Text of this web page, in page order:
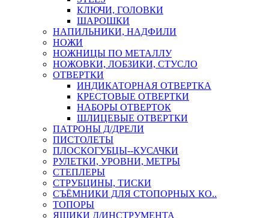
КЛЮЧИ, ГОЛОВКИ
ШАРОШКИ
НАПИЛЬНИКИ, НАДФИЛИ
НОЖИ
НОЖНИЦЫ ПО МЕТАЛЛУ
НОЖОВКИ, ЛОБЗИКИ, СТУСЛО
ОТВЕРТКИ
ИНДИКАТОРНАЯ ОТВЕРТКА
КРЕСТОВЫЕ ОТВЕРТКИ
НАБОРЫ ОТВЕРТОК
ШЛИЦЕВЫЕ ОТВЕРТКИ
ПАТРОНЫ Д/ДРЕЛИ
ПИСТОЛЕТЫ
ПЛОСКОГУБЦЫ--КУСАЧКИ
РУЛЕТКИ, УРОВНИ, МЕТРЫ
СТЕПЛЕРЫ
СТРУБЦИНЫ, ТИСКИ
СЪЁМНИКИ ДЛЯ СТОПОРНЫХ КО..
ТОПОРЫ
ЯЩИКИ Д/ИНСТРУМЕНТА